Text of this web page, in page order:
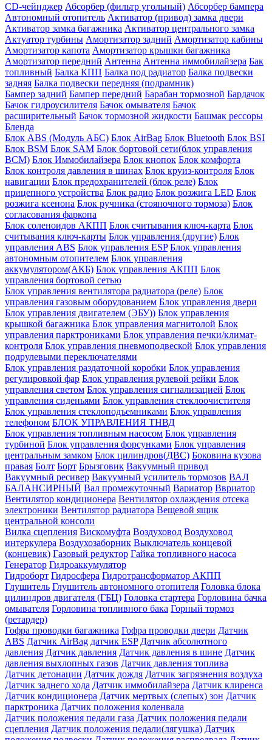
CD-чейнджер Абсорбер (фильтр угольный) Абсорбер бампера
Автономный отопитель Активатор (привод) замка двери
Активатор замка багажника Активатор центрального замка
Актуатор турбины Амортизатор задний Амортизатор кабины
Амортизатор капота Амортизатор крышки багажника
Амортизатор передний Антенна Антенна иммобилайзера Бак
топливный Балка КПП Балка под радиатор Балка подвески
задняя Балка подвески передняя (подрамник)
Бампер задний Бампер передний Барабан тормозной Бардачок
Бачок гидроусилителя Бачок омывателя Бачок
расширительный Бачок тормозной жидкости Башмак рессоры
Бленда
Блок ABS (Модуль АБС) Блок AirBag Блок Bluetooth Блок BSI
Блок BSM Блок SAM Блок бортовой сети(блок управления
BCM) Блок Иммобилайзера Блок кнопок Блок комфорта
Блок контроля давления в шинах Блок круиз-контроля Блок
навигации Блок предохранителей (блок реле) Блок
прицепного устройства Блок радио Блок розжига LED Блок
розжига ксенона Блок ручника (стояночного тормоза) Блок
согласования фаркопа
Блок соленоидов АКПП Блок считывания ключ-карта Блок
считывания ключ-карты Блок управления (другие) Блок
управления ABS Блок управления ESP Блок управления
автономным отопителем Блок управления
аккумулятором(АКБ) Блок управления АКПП Блок
управления бортовой сетью
Блок управления вентилятора радиатора (реле) Блок
управления газовым оборудованием Блок управления двери
Блок управления двигателем (ЭБУ)) Блок управления
крышкой багажника Блок управления магнитолой Блок
управления парктрониками Блок управления печки/климат-
контроля Блок управления пневмоподвеской Блок управления
подрулевыми переключателями
Блок управления раздаточной коробки Блок управления
регулировкой фар Блок управления рулевой рейки Блок
управления светом Блок управления сигнализацией Блок
управления сиденьями Блок управления стеклоочистителя
Блок управления стеклоподъемниками Блок управления
телефоном БЛОК УПРАВЛЕНИЯ ТНВД
Блок управления топливным насосом Блок управления
турбиной Блок управления форсунками Блок управления
центральным замком Блок цилиндров(ДВС) Боковина кузова
правая Болт Борт Брызговик Вакуумный привод
Вакуумный ресивер Вакуумный усилитель тормозов ВАЛ
БАЛАНСИРНЫЙ Вал промежуточный Вариатор Ввриатор
Вентилятор кондиционера Вентилятор охлаждения отсека
электроники Вентилятор радиатора Вещевой ящик
центральной консоли
Вилка сцепления Вискомуфта Воздуховод Воздуховод
интеркулера Воздухозаборник Выключатель концевой
(концевик) Газовый редуктор Гайка топливного насоса
Генератор Гидроаккумулятор
Гидроборт Гидросфера Гидротрансформатор АКПП
Глушитель Глушитель автономного отопителя Головка блока
цилиндров двигателя (ГБЦ) Головка стартера Горловина бачка
омывателя Горловина топливного бака Горный тормоз
(ретардер)
Гофра проводки багажника Гофра проводки двери Датчик
ABS Датчик AirBag датчик ESP Датчик абсолютного
давления Датчик давления Датчик давления в шине Датчик
давления выхлопных газов Датчик давления топлива
Датчик детонации Датчик дождя Датчик загрязнения воздуха
Датчик заднего хода Датчик иммобилайзера Датчик клиренса
Датчик кондиционера Датчик мертвых (слепых) зон Датчик
парктроника Датчик положения коленвала
Датчик положения педали газа Датчик положения педали
сцепления Датчик положения педали(лягушка) Датчик